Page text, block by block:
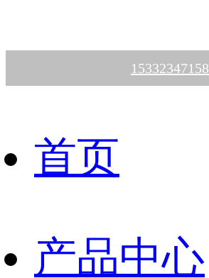
15332347158
首页
产品中心